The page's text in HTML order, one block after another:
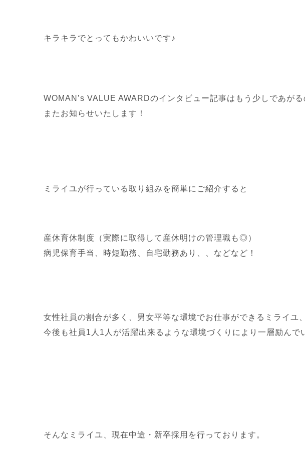
キラキラでとってもかわいいです♪
WOMAN’s VALUE AWARDのインタビュー記事はもう少しであがる
またお知らせいたします！
ミライユが行っている取り組みを簡単にご紹介すると
産休育休制度（実際に取得して産休明けの管理職も◎）
病児保育手当、時短勤務、自宅勤務あり、、などなど！
女性社員の割合が多く、男女平等な環境でお仕事ができるミライユ、
今後も社員1人1人が活躍出来るような環境づくりにより一層励んで
そんなミライユ、現在中途・新卒採用を行っております。